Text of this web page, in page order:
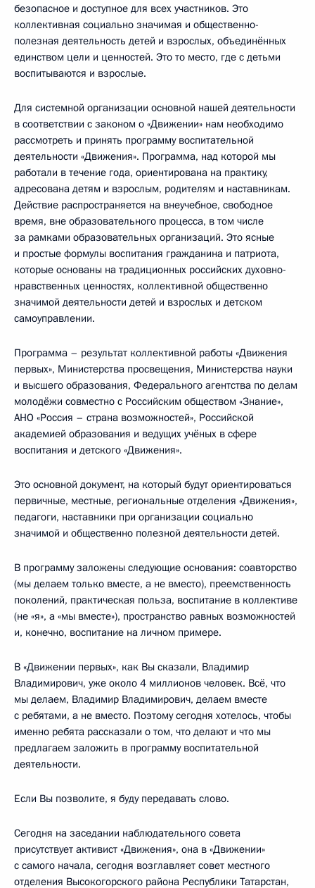
безопасное и доступное для всех участников. Это
коллективная социально значимая и общественно-
полезная деятельность детей и взрослых, объединённых
единством цели и ценностей. Это то место, где с детьми
воспитываются и взрослые.
Для системной организации основной нашей деятельности
в соответствии с законом о «Движении» нам необходимо
рассмотреть и принять программу воспитательной
деятельности «Движения». Программа, над которой мы
работали в течение года, ориентирована на практику,
адресована детям и взрослым, родителям и наставникам.
Действие распространяется на внеучебное, свободное
время, вне образовательного процесса, в том числе
за рамками образовательных организаций. Это ясные
и простые формулы воспитания гражданина и патриота,
которые основаны на традиционных российских духовно-
нравственных ценностях, коллективной общественно
значимой деятельности детей и взрослых и детском
самоуправлении.
Программа – результат коллективной работы «Движения
первых», Министерства просвещения, Министерства науки
и высшего образования, Федерального агентства по делам
молодёжи совместно с Российским обществом «Знание»,
АНО «Россия – страна возможностей», Российской
академией образования и ведущих учёных в сфере
воспитания и детского «Движения».
Это основной документ, на который будут ориентироваться
первичные, местные, региональные отделения «Движения»,
педагоги, наставники при организации социально
значимой и общественно полезной деятельности детей.
В программу заложены следующие основания: соавторство
(мы делаем только вместе, а не вместо), преемственность
поколений, практическая польза, воспитание в коллективе
(не «я», а «мы вместе»), пространство равных возможностей
и, конечно, воспитание на личном примере.
В «Движении первых», как Вы сказали, Владимир
Владимирович, уже около 4 миллионов человек. Всё, что
мы делаем, Владимир Владимирович, делаем вместе
с ребятами, а не вместо. Поэтому сегодня хотелось, чтобы
именно ребята рассказали о том, что делают и что мы
предлагаем заложить в программу воспитательной
деятельности.
Если Вы позволите, я буду передавать слово.
Сегодня на заседании наблюдательного совета
присутствует активист «Движения», она в «Движении»
с самого начала, сегодня возглавляет совет местного
отделения Высокогорского района Республики Татарстан,